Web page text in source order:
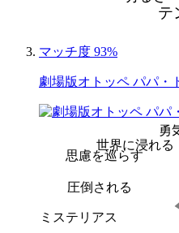
テ
マッチ度 93%
劇場版オトッペ パパ・
勇
ミステリアス
圧倒される
思慮を巡らす
世界に浸れる